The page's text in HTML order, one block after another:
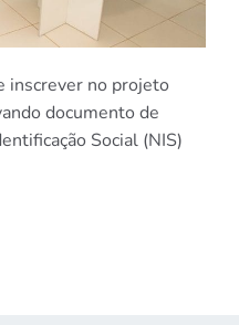
inscrever no projeto
documento de
Social (NIS)